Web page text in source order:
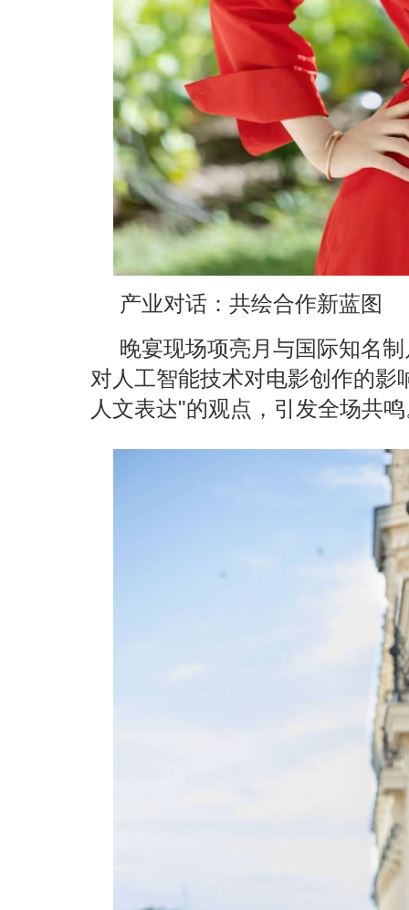
产业对话：共绘合作新蓝图
晚宴现场项亮月与国际知名
对人工智能技术对电影创作的
人文表达"的观点，引发全场共